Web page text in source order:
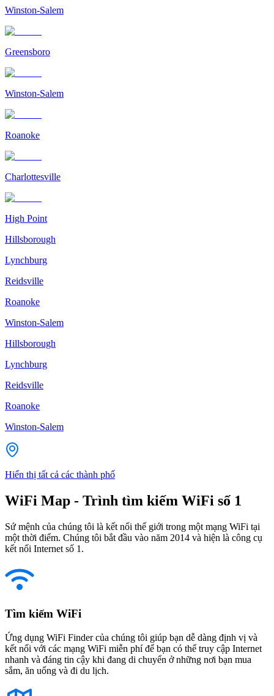
Winston-Salem
Greensboro
Winston-Salem
Roanoke
Charlottesville
High Point
Hillsborough
Lynchburg
Reidsville
Roanoke
Winston-Salem
Hillsborough
Lynchburg
Reidsville
Roanoke
Winston-Salem
Hiển thị tất cả các thành phố
WiFi Map - Trình tìm kiếm WiFi số 1
Sứ mệnh của chúng tôi là kết nối thế giới trong một mạng WiFi tại
một thời điểm. Chúng tôi bắt đầu vào năm 2014 và hiện là công cụ
kết nối Internet số 1.
Tìm kiếm WiFi
Ứng dụng WiFi Finder của chúng tôi giúp bạn dễ dàng định vị và
kết nối với các mạng WiFi miễn phí để bạn có thể truy cập Internet
nhanh và đáng tin cậy khi đang di chuyển ở những nơi bạn mua
sắm, ăn uống và đi du lịch.